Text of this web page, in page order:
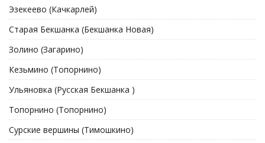
Эзекеево (Качкарлей)
Старая Бекшанка (Бекшанка Новая)
Золино (Загарино)
Кезьмино (Топорнино)
Ульяновка (Русская Бекшанка )
Топорнино (Топорнино)
Сурские вершины (Тимошкино)